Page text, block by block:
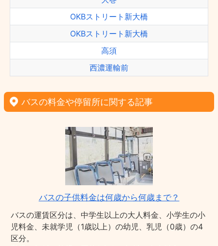
OKBストリート新大橋
OKBストリート新大橋
高須
西濃運輸前
バスの料金や停留所に関する記事
バスの子供料金は何歳から何歳まで？
バスの運賃区分は、中学生以上の大人料金、小学生の小
児料金、未就学児（1歳以上）の幼児、乳児（0歳）の4
区分。